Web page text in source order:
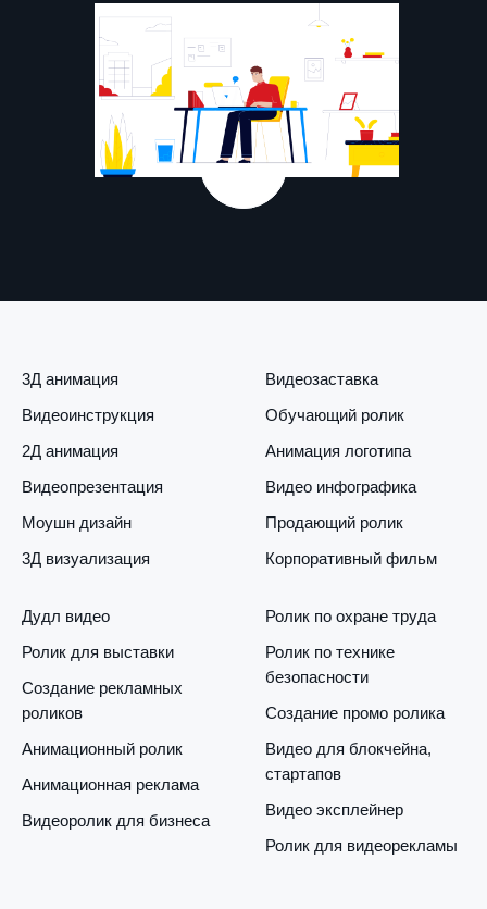
3Д анимация
Видеоинструкция
2Д анимация
Видеопрезентация
Моушн дизайн
3Д визуализация
Видеозаставка
Обучающий ролик
Анимация логотипа
Видео инфографика
Продающий ролик
Корпоративный фильм
Дудл видео
Ролик для выставки
Создание рекламных
роликов
Анимационный ролик
Анимационная реклама
Видеоролик для бизнеса
Ролик по охране труда
Ролик по технике
безопасности
Создание промо ролика
Видео для блокчейна,
стартапов
Видео эксплейнер
Ролик для видеорекламы